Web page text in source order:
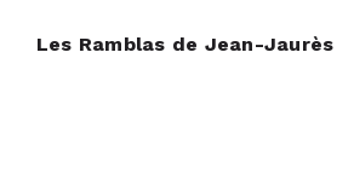
Les Ramblas de Jean-Jaurès